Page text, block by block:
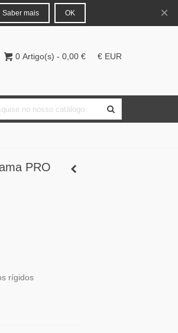
Português
0 Artigo(s) - 0,00 € € EUR
PRO
rígidos
Saber mais OK ×